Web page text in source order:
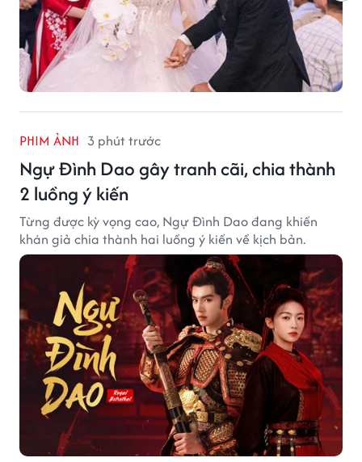
PHIM ẢNH 3 phút trước
Ngự Đình Dao gây tranh cãi, chia thành
2 luồng ý kiến
Từng được kỳ vọng cao, Ngự Đình Dao đang khiến
khán giả chia thành hai luồng ý kiến về kịch bản.